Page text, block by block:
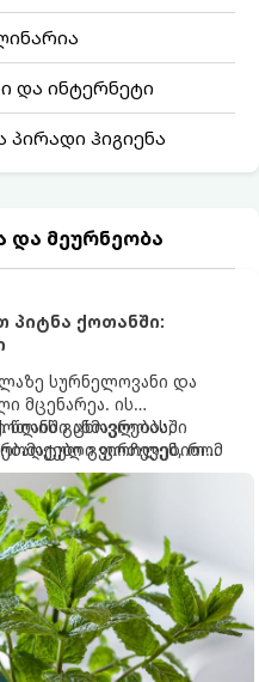
და ინტერნეტი
პირადი ჰიგიენა
და მეურნეობა
პიტნა ქოთანში:
სურნელოვანი და
მცენარეა. ის
ცხოვრებას,
გვირჩევენ, რომ
მოვიყვანოთ, რადგან
ის ფესვებით
და სხვა
განმავლობაში
ფოთლებით
კერძებისთვის.